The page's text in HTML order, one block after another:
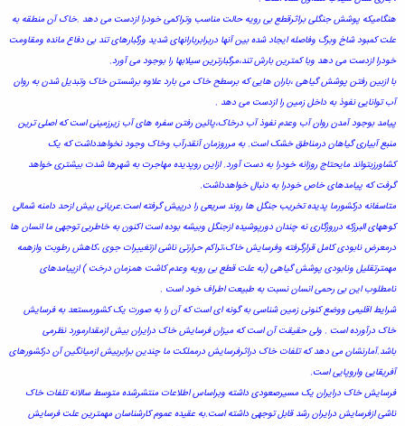
هنگامیکه پوشش جنگلی براثرقطع بی رویه حالت مناسب وتراکمی خودرا ازدست می دهد .خاک آن منطقه به
علت کمبود شاخ وبرگ وفاصله ایجاد شده بین آنها دربرابربارانهای شدید ورگبارهای تند بی دفاع مانده ومقاومت
خودرا ازدست می دهد وبا کمترین بارش تند،مرگبارترین سیلابها را بوجود می آورد.
با ازبین رفتن پوشش گیاهی ،باران هایی که برسطح خاک می بارد علاوه برشستن خاک وتبدیل شدن به روان
آب توانایی نفوذ به داخل زمین را ازدست می دهد .
پیامد بوجود آمدن روان آب وعدم نفوذ آب درخاک،پائین رفتن سفره های آب زیرزمینی است که اصلی ترین
منبع آبیاری گیاهان درمناطق خشک است. به مرروزمان آنقدرآب وخاک وجود نخواهدداشت که یک
کشاورزبتواند مایحتاج روزانه خودرا به دست آورد. ازاین روپدیده مهاجرت به شهرها شدت بیشتری خواهد
گرفت که پیامدهای خاص خودرا به دنبال خواهدداشت.
متاسفانه درکشورما پدیده تخریب جنگل ها روند سریعی را درپیش گرفته است.عریانی بیش ازحد دامنه شمالی
کوههای البرزکه درروزگاری نه چندان دورپوشیده ازجنگل وبیشه بوده است اکنون به خاطربی توجهی ما انسان ها
درمعرض نابودی کامل قرارگرفته وفرسایش خاک،تراکم حرارتی ناشی ازتغییرات جوی ،کاهش رطوبت وازهمه
مهمترتقلیل ونابودی پوشش گیاهی (به علت قطع بی رویه وعدم کاشت همزمان درخت ) ازپیامدهای
نامطلوب این بی رحمی انسان نسبت به طبیعت اطراف خود است .
شرایط اقلیمی ووضع کنونی زمین شناسی به گونه ای است که آن را به صورت یک کشورمستعد به فرسایش
خاک درآورده است . ولی حقیقت آن است که میزان فرسایش خاک درایران بیش ازمقدارمورد نظرمی
باشد.آمارنشان می دهد که تلفات خاک دراثرفرسایش درمملکت ما چندین برابربیش ازمیانگین آن درکشورهای
آفریقایی واروپایی است.
فرسایش خاک درایران یک مسیرصعودی داشته وبراساس اطلاعات منتشرشده متوسط سالانه تلفات خاک
ناشی ازفرسایش درایران رشد قابل توجهی داشته است.به عقیده عموم کارشناسان مهمترین علت فرسایش